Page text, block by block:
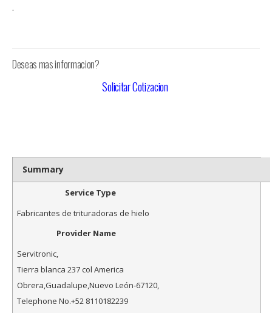
.
Deseas mas informacion?
Solicitar Cotizacion
Summary
Service Type
Fabricantes de trituradoras de hielo
Provider Name
Servitronic,
Tierra blanca 237 col America
Obrera,Guadalupe,Nuevo León-67120,
Telephone No.+52 8110182239